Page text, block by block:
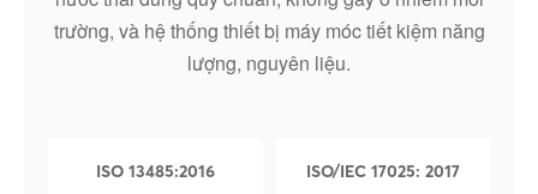
trường, và hệ thống thiết bị máy móc tiết kiệm năng
lượng, nguyên liệu.
ISO 13485:2016 ISO/IEC 17025: 2017